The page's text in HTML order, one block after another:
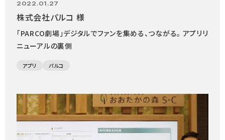
2022.01.27
株式会社パルコ 様
「PARCO劇場」デジタルでファンを集める、つながる。 アプリリ
ニューアルの裏側
アプリ パルコ